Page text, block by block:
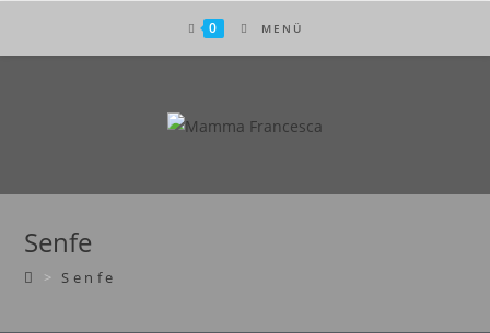
0 MENÜ
Senfe
> Senfe